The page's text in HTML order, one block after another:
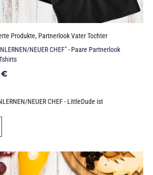
Produkte, Partnerlook Vater Tochter
NEUER CHEF" - Paare Partnerlook
€
NEUER CHEF - LittleDude ist